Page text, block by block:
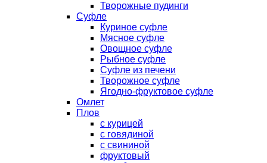
Творожные пудинги
Суфле
Куриное суфле
Мясное суфле
Овощное суфле
Рыбное суфле
Суфле из печени
Творожное суфле
Ягодно-фруктовое суфле
Омлет
Плов
с курицей
с говядиной
с свининой
фруктовый